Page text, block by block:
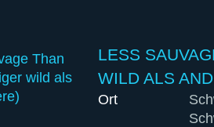
LESS
WILD ALS
Ort